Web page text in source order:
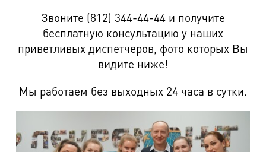
Пиджак, куртка, полупальто (кожа, замша)
3100 руб.
Плащ, пальто от 90 см
3500 руб.
Дубленки до 90 см
3540 руб.
Кожаный пуховик до 90 см
3400 руб.
Куртка на меху (недорогост. мех)
3600 руб.
Звоните (812) 344-44-44 и получите
бесплатную консультацию у наших
приветливых диспетчеров, фото которых Вы
видите ниже!
Мы работаем без выходных 24 часа в сутки.